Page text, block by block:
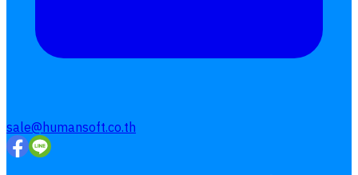
sale@humansoft.co.th